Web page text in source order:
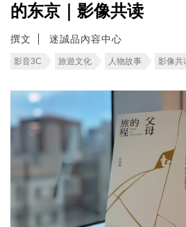
的东京｜影像共读
撰文 迷誠品內容中心
影音3C 旅遊文化 人物故事 影像共